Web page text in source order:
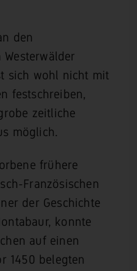
den
sich wohl nicht mit
festschreiben,
zeitliche
möglich.
frühere
Französischen
der Geschichte
konnte
auf einen
1450 belegten